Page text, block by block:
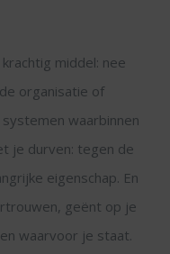
middel: nee
organisatie of
waarbinnen
je durven: tegen de
eigenschap. En
geënt op je
waarvoor je staat.